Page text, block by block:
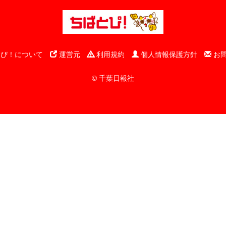
！について 運営元 利用規約 個人情報保護方針 お
© 千葉日報社